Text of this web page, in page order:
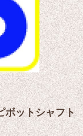
ボットシャフト